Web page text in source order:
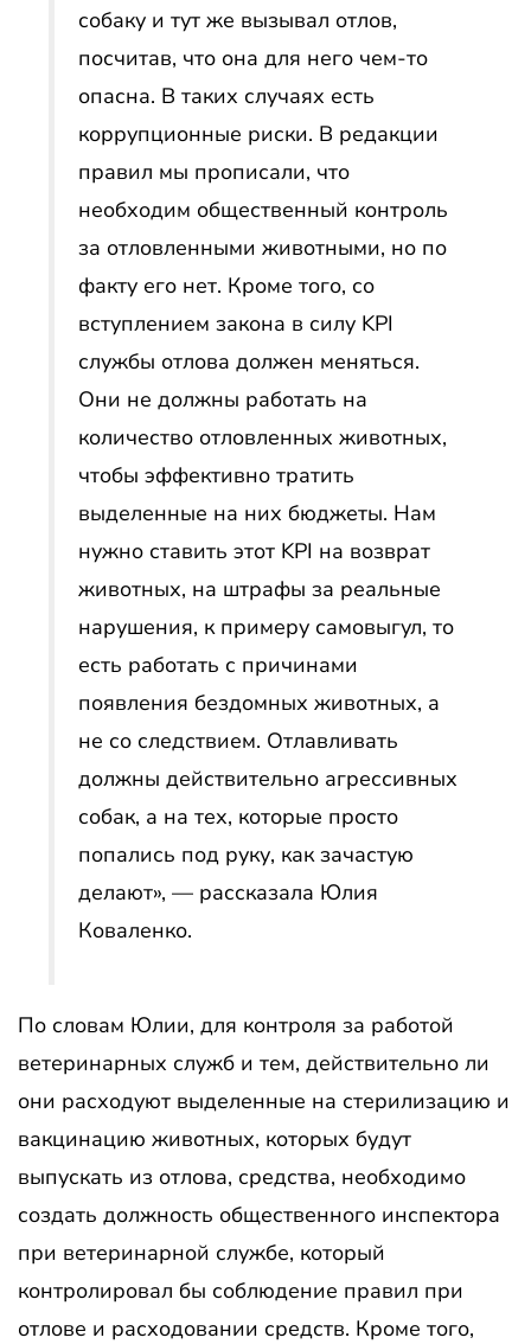
собаку и тут же вызывал отлов,
посчитав, что она для него чем-то
опасна. В таких случаях есть
коррупционные риски. В редакции
правил мы прописали, что
необходим общественный контроль
за отловленными животными, но по
факту его нет. Кроме того, со
вступлением закона в силу KPI
службы отлова должен меняться.
Они не должны работать на
количество отловленных животных,
чтобы эффективно тратить
выделенные на них бюджеты. Нам
нужно ставить этот KPI на возврат
животных, на штрафы за реальные
нарушения, к примеру самовыгул, то
есть работать с причинами
появления бездомных животных, а
не со следствием. Отлавливать
должны действительно агрессивных
собак, а на тех, которые просто
попались под руку, как зачастую
делают», — рассказала Юлия
Коваленко.
По словам Юлии, для контроля за работой
ветеринарных служб и тем, действительно ли
они расходуют выделенные на стерилизацию и
вакцинацию животных, которых будут
выпускать из отлова, средства, необходимо
создать должность общественного инспектора
при ветеринарной службе, который
контролировал бы соблюдение правил при
отлове и расходовании средств. Кроме того,